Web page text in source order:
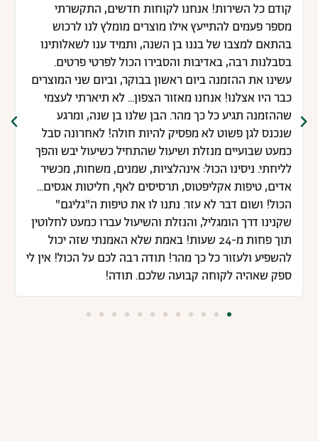
קודם כל השירות! אנחנו לקוחות חדשים, התקשרתי
מספר פעמים להתייעץ אילו מוצרים מומלץ לנו לרכוש
בהתאם למצבו של בננו בן השנה, ותמיד ענו לשאלותינו
בסבלנות רבה, באדיבות והסבירו הכול לפרטי פרטים.
עשינו את ההזמנה ביום ראשון בבוקר, וביום שני המוצרים
כבר היו אצלנו! אנחנו מאזור הצפון... לא תיארתי לעצמי
שההזמנה תגיע כל כך מהר. הבן שלנו בן שנה, ומרגע
שנכנס לגן פשוט לא מפסיק להיות חולה! לאחרונה סבל
כמעט שבועיים מנזלת ושיעול שהתחיל כשיעול יבש והפך
לליחתי. ניסינו הכול: אינהלציות, שמנים, משחות, מכשיר
אדים, טיפות אקליפטוס, תרסיסים לאף, חליטות אגסים...
הכול! ושום דבר לא עזר. נתנו לו את טיפות ה"גליגם"
שקנינו דרך הומגליל, והנזלת והשיעול עברו כמעט לחלוטין
תוך פחות מ-24 שעות! באמת שלא האמנתי שזה יכול
להשפיע ולעזור כל כך מהר! תודה רבה לכם על הכול! אין לי
ספק שאהיה לקוחה קבועה שלכם. תודה!